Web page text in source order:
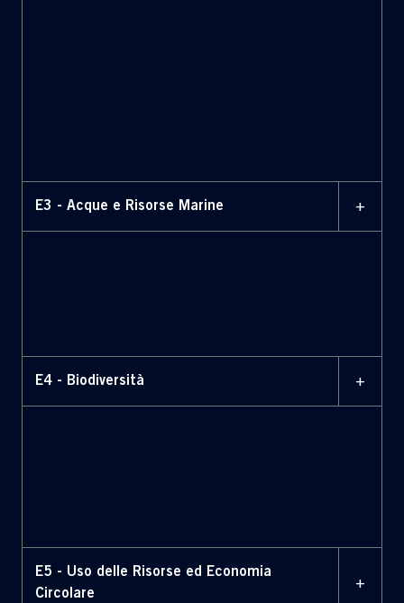
E3 - Acque e Risorse Marine +
E4 - Biodiversità +
E5 - Uso delle Risorse ed Economia
Circolare
+